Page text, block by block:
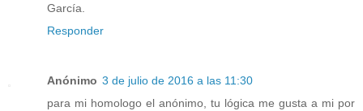
García.
Responder
Anónimo 3 de julio de 2016 a las 11:30
para mi homologo el anónimo, tu lógica me gusta a mi por